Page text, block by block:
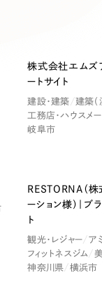
「反響強
「採用強
その他のサー
・小売
材紹介・派遣
産
流・運送
Nominee
株式会社エムズ
ートサイト
建設・建築
建築（
工務店・ハウスメ
岐阜市
RESTORNA（株
ーション様）｜ブ
ト
観光・レジャー
ア
フィットネスジム
神奈川県
横浜市